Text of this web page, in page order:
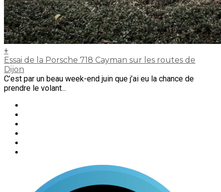
+
Essai de la Porsche 718 Cayman sur les routes de
Dijon
C’est par un beau week-end juin que j’ai eu la chance de
prendre le volant...